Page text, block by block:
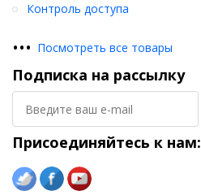
Контроль доступа
••• Посмотреть все товары
Подписка на рассылку
Присоединяйтесь к нам: